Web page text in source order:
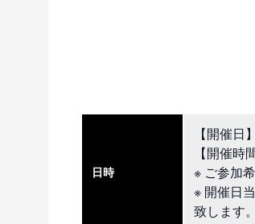
日時
【開催日
【開催時
※ ご参加
※ 開催日
致します。